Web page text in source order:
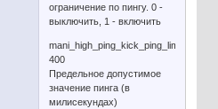
ограничение по пингу. 0 -
выключить, 1 - включить
mani_high_ping_kick_ping_limit
400
Предельное допустимое
значение пинга (в
милисекундах)